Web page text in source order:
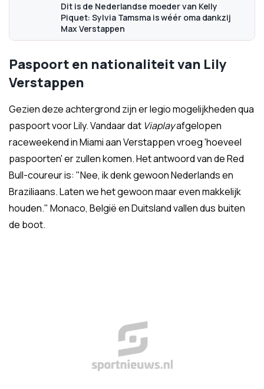
Dit is de Nederlandse moeder van Kelly
Piquet: Sylvia Tamsma is wéér oma dankzij
Max Verstappen
Paspoort en nationaliteit van Lily
Verstappen
Gezien deze achtergrond zijn er legio mogelijkheden qua
paspoort voor Lily. Vandaar dat Viaplayafgelopen
raceweekend in Miami aan Verstappen vroeg 'hoeveel
paspoorten' er zullen komen. Het antwoord van de Red
Bull-coureur is: "Nee, ik denk gewoon Nederlands en
Braziliaans. Laten we het gewoon maar even makkelijk
houden." Monaco, België en Duitsland vallen dus buiten
de boot.